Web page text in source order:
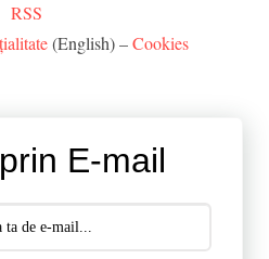
RSS
(English) –Cookies
E-mail